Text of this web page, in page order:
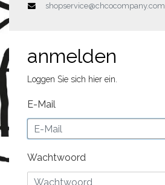
shopservice@chcocompany.com
anmelden
Loggen Sie sich hier ein.
E-Mail
Wachtwoord